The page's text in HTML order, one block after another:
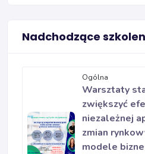
Nadchodzące
Ogólna
Warsztaty
zwiększyć
niezależnej
zmian
modele